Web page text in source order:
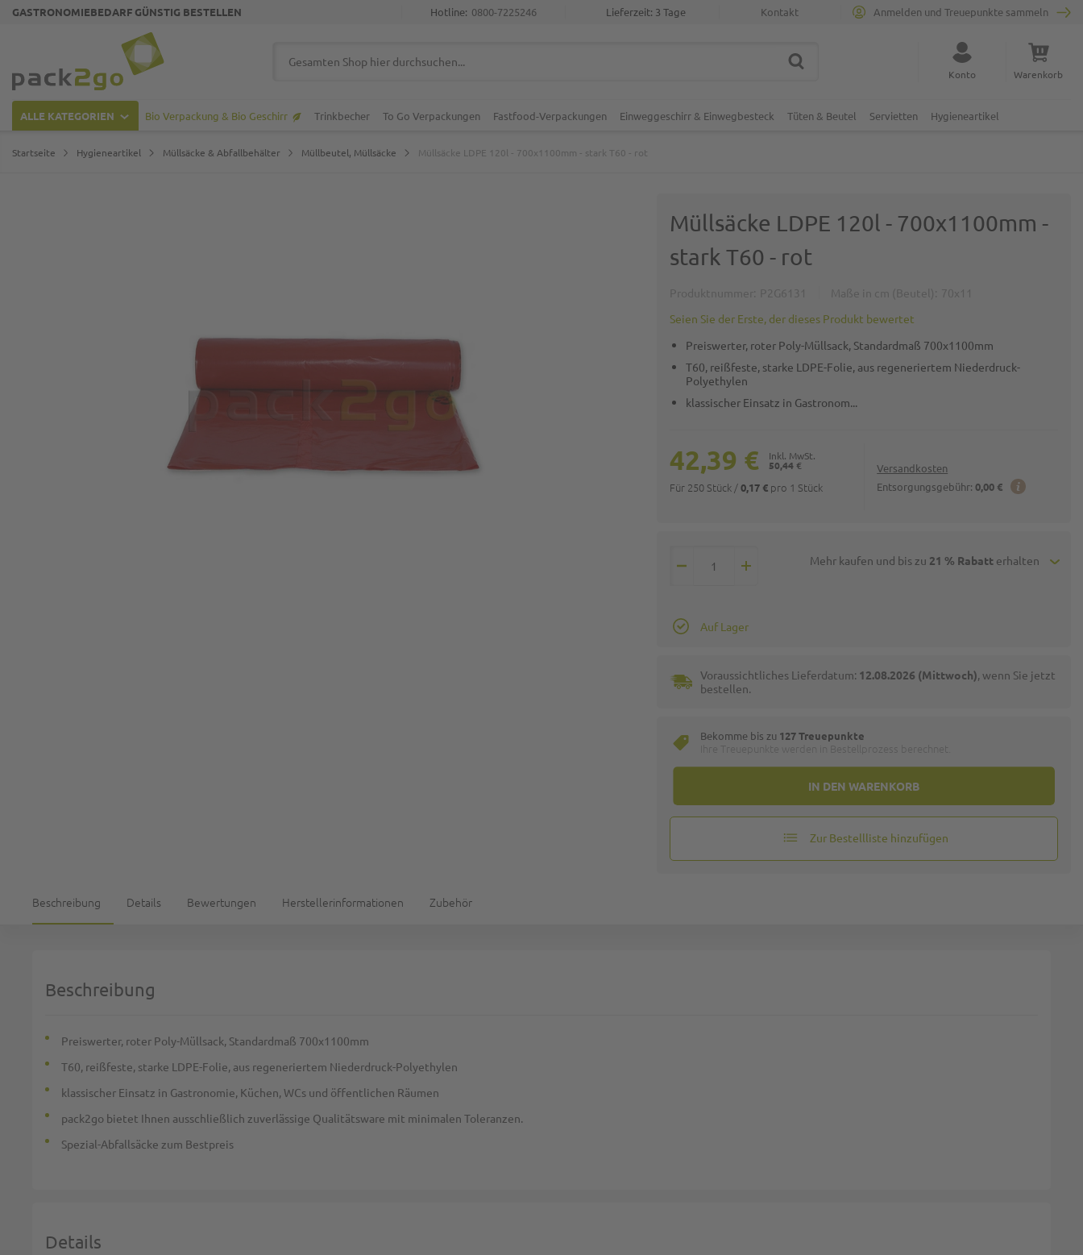
GASTRONOMIEBEDARF GÜNSTIG BESTELLEN Kontakt
Lieferzeit: 3 Tage
Hotline: 0800-7225246 Anmelden und Treuepunkte sammeln
Suche schließen
SUCHE Konto Warenkorb
ALLE KATEGORIEN Bio Verpackung & Bio Geschirr Trinkbecher To Go Verpackungen Fastfood-Verpackungen Einweggeschirr & Einwegbesteck Tüten & Beutel Servietten Hygieneartikel
Startseite Hygieneartikel Müllsäcke & Abfallbehälter Müllbeutel, Müllsäcke Müllsäcke LDPE 120l - 700x1100mm - stark T60 - rot
Müllsäcke LDPE 120l - 700x1100mm -
stark T60 - rot
Seien Sie der Erste, der dieses Produkt bewertet
Preiswerter, roter Poly-Müllsack, Standardmaß 700x1100mm
T60, reißfeste, starke LDPE-Folie, aus regeneriertem Niederdruck-
Polyethylen
klassischer Einsatz in Gastronom...
Versandkosten
Entsorgungsgebühr: 0,00 €
50,44 €
42,39 €
Für 250 Stück /0,17 € pro 1 Stück
Mehr kaufen und bis zu 21 % Rabatterhalten
IN DEN WARENKORB
Auf Lager
Voraussichtliches Lieferdatum: 12.08.2026 (Mittwoch), wenn Sie jetzt
bestellen.
Bekomme bis zu 127 Treuepunkte
Zur Bestellliste hinzufügen
Beschreibung Details Bewertungen Herstellerinformationen Zubehör
Beschreibung
Preiswerter, roter Poly-Müllsack, Standardmaß 700x1100mm
T60, reißfeste, starke LDPE-Folie, aus regeneriertem Niederdruck-Polyethylen
klassischer Einsatz in Gastronomie, Küchen, WCs und öffentlichen Räumen
pack2go bietet Ihnen ausschließlich zuverlässige Qualitätsware mit minimalen Toleranzen.
Spezial-Abfallsäcke zum Bestpreis
Details